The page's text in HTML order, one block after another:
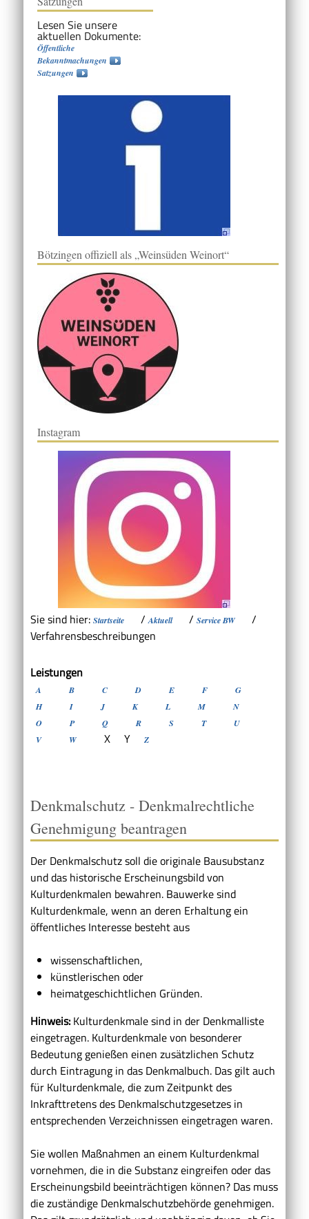
Lesen Sie unsere
aktuellen Dokumente:
Öffentliche
Bekanntmachungen
Satzungen
Bötzingen offiziell als „Weinsüden Weinort“
Instagram
Sie sind hier: Startseite /Aktuell / Service BW
/
Verfahrensbeschreibungen
Leistungen
A B C D E F
G
H
I J K L M
N
O
P Q R S T
U
V
W X Y Z
Denkmalschutz - Denkmalrechtliche
Genehmigung beantragen
Der Denkmalschutz soll die originale Bausubstanz
und das historische Erscheinungsbild von
Kulturdenkmalen bewahren. Bauwerke sind
Kulturdenkmale, wenn an deren Erhaltung ein
öffentliches Interesse besteht aus
wissenschaftlichen,
künstlerischen oder
heimatgeschichtlichen Gründen.
Hinweis: Kulturdenkmale sind in der Denkmalliste
eingetragen. Kulturdenkmale von besonderer
Bedeutung genießen einen zusätzlichen Schutz
durch Eintragung in das Denkmalbuch. Das gilt auch
für Kulturdenkmale, die zum Zeitpunkt des
Inkrafttretens des Denkmalschutzgesetzes in
entsprechenden Verzeichnissen eingetragen waren.
Sie wollen Maßnahmen an einem Kulturdenkmal
vornehmen, die in die Substanz eingreifen oder das
Erscheinungsbild beeinträchtigen können? Das muss
die zuständige Denkmalschutzbehörde genehmigen.